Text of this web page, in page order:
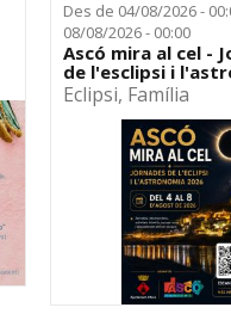
Des de 04/08/2026 -
08/08/2026 - 00:00
Ascó mira al cel -
de l'esclipsi i
Eclipsi, Família